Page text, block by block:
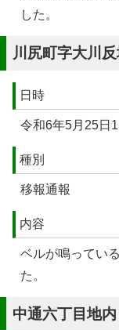
した。
川尻町字大川
日時
令和6年5月25日
種別
移報通報
内容
ベルが鳴ってい
た。
中通六丁目地内